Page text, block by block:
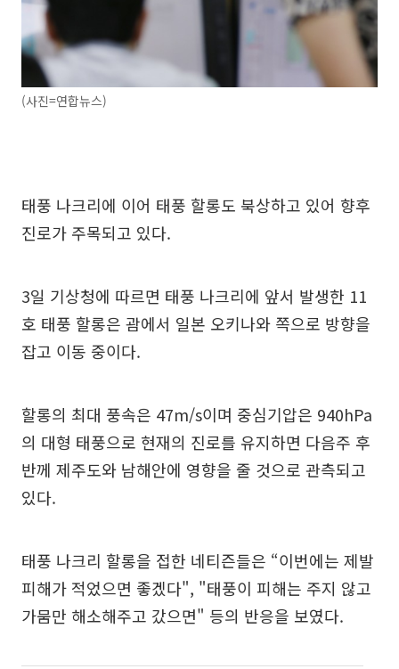
(사진=연합뉴스)
태풍 나크리에 이어 태풍 할롱도 북상하고 있어 향후
진로가 주목되고 있다.
3일 기상청에 따르면 태풍 나크리에 앞서 발생한 11
호 태풍 할롱은 괌에서 일본 오키나와 쪽으로 방향을
잡고 이동 중이다.
할롱의 최대 풍속은 47m/s이며 중심기압은 940hPa
의 대형 태풍으로 현재의 진로를 유지하면 다음주 후
반께 제주도와 남해안에 영향을 줄 것으로 관측되고
있다.
태풍 나크리 할롱을 접한 네티즌들은 “이번에는 제발
피해가 적었으면 좋겠다", "태풍이 피해는 주지 않고
가뭄만 해소해주고 갔으면" 등의 반응을 보였다.